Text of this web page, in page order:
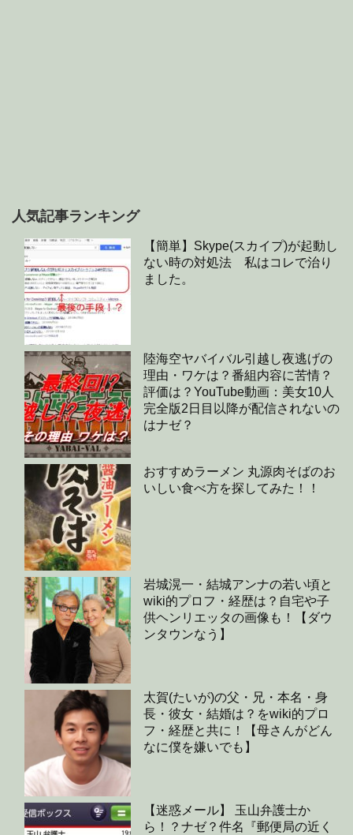
人気記事ランキング
【簡単】Skype(スカイプ)が起動し
ない時の対処法 私はコレで治り
ました。
陸海空ヤバイバル引越し夜逃げの
理由・ワケは？番組内容に苦情？
評価は？YouTube動画：美女10人
完全版2日目以降が配信されないの
はナゼ？
おすすめラーメン 丸源肉そばのお
いしい食べ方を探してみた！！
岩城滉一・結城アンナの若い頃と
wiki的プロフ・経歴は？自宅や子
供ヘンリエッタの画像も！【ダウ
ンタウンなう】
太賀(たいが)の父・兄・本名・身
長・彼女・結婚は？をwiki的プロ
フ・経歴と共に！【母さんがどん
なに僕を嫌いでも】
【迷惑メール】 玉山弁護士か
ら！？ナゼ？件名『郵便局の近く